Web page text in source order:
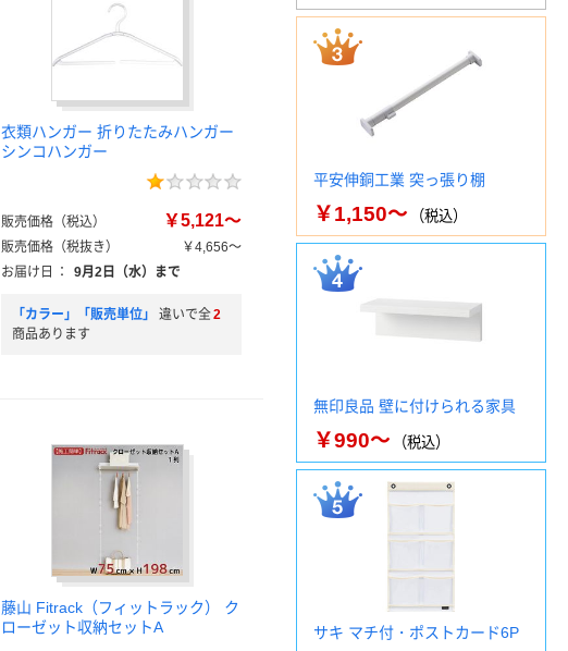
衣類ハンガー 折りたたみハンガー
シンコハンガー
販売価格（税込） ￥5,121～
販売価格（税抜き）
￥4,656～
お届け日
： 9月2日（水）まで
「カラー」「販売単位」 違いで全2
商品あります
藤山 Fitrack（フィットラック） ク
ローゼット収納セットA
平安伸銅工業 突っ張り棚
￥1,150～ （税込）
無印良品 壁に付けられる家具
￥990～ （税込）
サキ マチ付・ポストカード6P